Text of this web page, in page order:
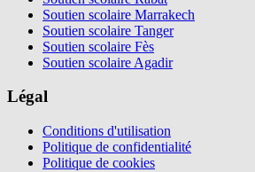
Soutien scolaire Marrakech
Soutien scolaire Tanger
Soutien scolaire Fès
Soutien scolaire Agadir
Légal
Conditions d'utilisation
Politique de confidentialité
Politique de cookies